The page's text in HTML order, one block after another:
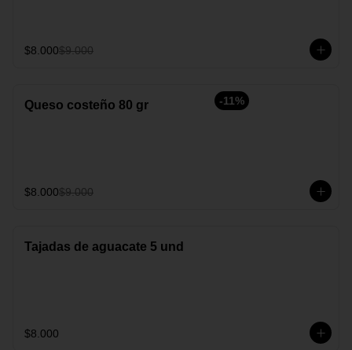
$8.000$9.000
-11%
Queso costeño 80 gr
$8.000$9.000
Tajadas de aguacate 5 und
$8.000